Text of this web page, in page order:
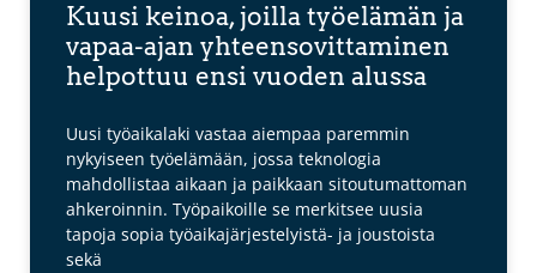
Kuusi keinoa, joilla työelämän ja
vapaa-ajan yhteensovittaminen
helpottuu ensi vuoden alussa
Uusi työaikalaki vastaa aiempaa paremmin
nykyiseen työelämään, jossa teknologia
mahdollistaa aikaan ja paikkaan sitoutumattoman
ahkeroinnin. Työpaikoille se merkitsee uusia
tapoja sopia työaikajärjestelyistä- ja joustoista
sekä